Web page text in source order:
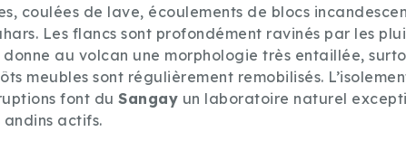
coulées de lave, écoulements de blocs
Les flancs sont profondément ravinés par les
au volcan une morphologie très entaillée,
meubles sont régulièrement remobilisés.
font duSangay un laboratoire naturel
andins actifs.